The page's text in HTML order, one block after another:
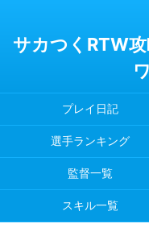
サカつくRTW
プレイ日記
選手ランキング
監督一覧
スキル一覧